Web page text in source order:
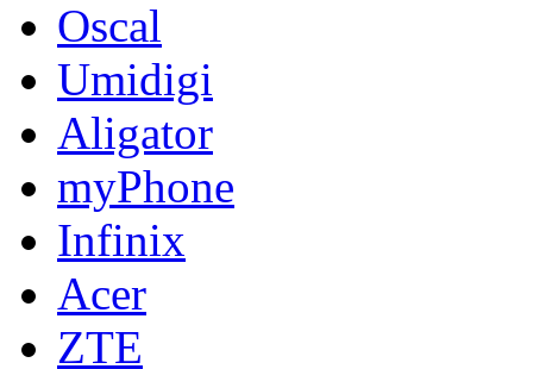
Oscal
Umidigi
Aligator
myPhone
Infinix
Acer
ZTE